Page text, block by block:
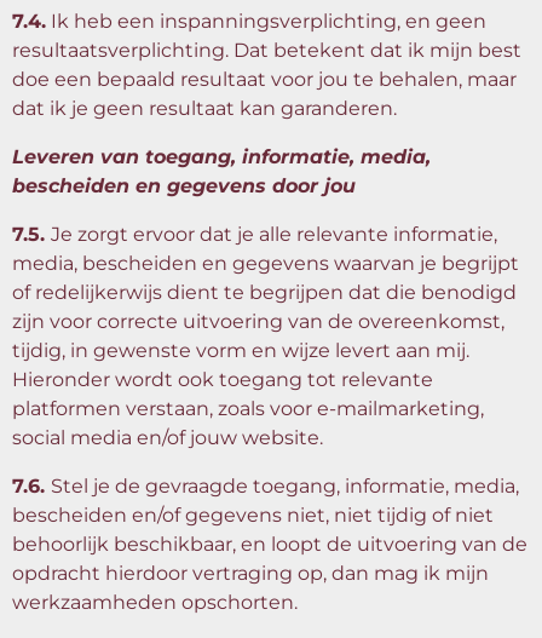
7.4. Ik heb een inspanningsverplichting, en geen
resultaatsverplichting. Dat betekent dat ik mijn best
doe een bepaald resultaat voor jou te behalen, maar
dat ik je geen resultaat kan garanderen.
Leveren van toegang, informatie, media,
bescheiden en gegevens door jou
7.5. Je zorgt ervoor dat je alle relevante informatie,
media, bescheiden en gegevens waarvan je begrijpt
of redelijkerwijs dient te begrijpen dat die benodigd
zijn voor correcte uitvoering van de overeenkomst,
tijdig, in gewenste vorm en wijze levert aan mij.
Hieronder wordt ook toegang tot relevante
platformen verstaan, zoals voor e-mailmarketing,
social media en/of jouw website.
7.6. Stel je de gevraagde toegang, informatie, media,
bescheiden en/of gegevens niet, niet tijdig of niet
behoorlijk beschikbaar, en loopt de uitvoering van de
opdracht hierdoor vertraging op, dan mag ik mijn
werkzaamheden opschorten.